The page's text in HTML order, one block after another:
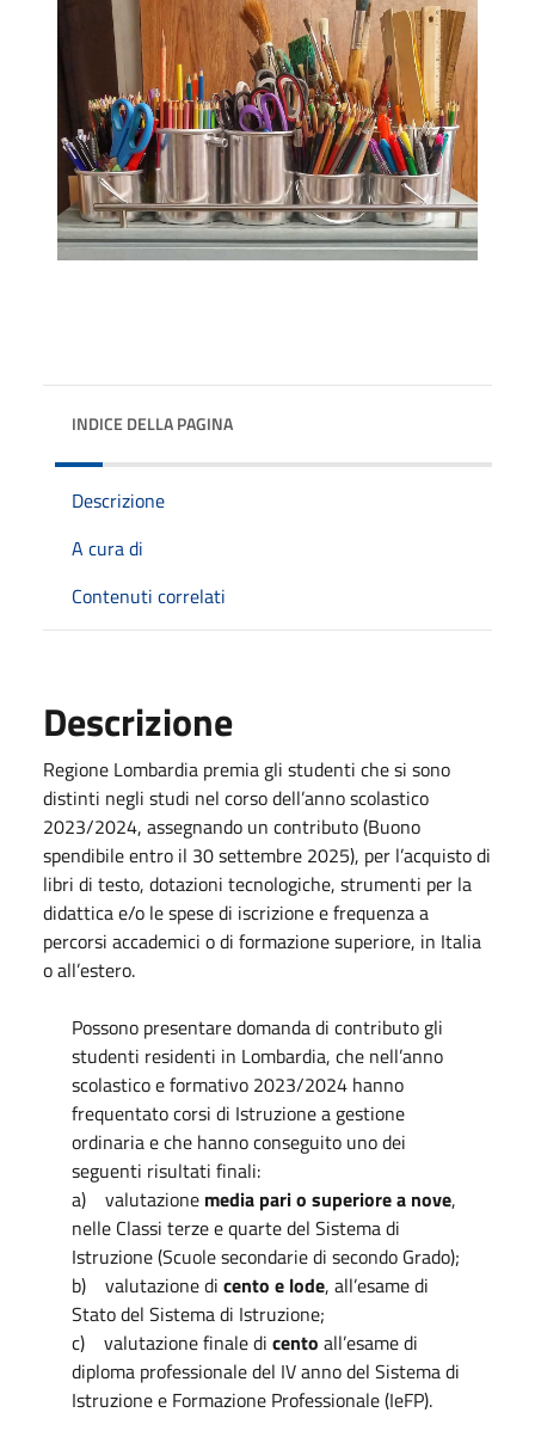
INDICE DELLA PAGINA
Descrizione
A cura di
Contenuti correlati
Descrizione
Regione Lombardia premia gli studenti che si sono
distinti negli studi nel corso dell’anno scolastico
2023/2024, assegnando un contributo (Buono
spendibile entro il 30 settembre 2025), per l’acquisto di
libri di testo, dotazioni tecnologiche, strumenti per la
didattica e/o le spese di iscrizione e frequenza a
percorsi accademici o di formazione superiore, in Italia
o all’estero.
Possono presentare domanda di contributo gli
studenti residenti in Lombardia, che nell’anno
scolastico e formativo 2023/2024 hanno
frequentato corsi di Istruzione a gestione
ordinaria e che hanno conseguito uno dei
seguenti risultati finali:
a) valutazione media pari o superiore a nove,
nelle Classi terze e quarte del Sistema di
Istruzione (Scuole secondarie di secondo Grado);
b) valutazione di cento e lode, all’esame di
Stato del Sistema di Istruzione;
c) valutazione finale di cento all’esame di
diploma professionale del IV anno del Sistema di
Istruzione e Formazione Professionale (IeFP).